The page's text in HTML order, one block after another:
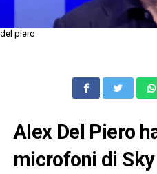
del piero
Alex Del Piero
microfoni di